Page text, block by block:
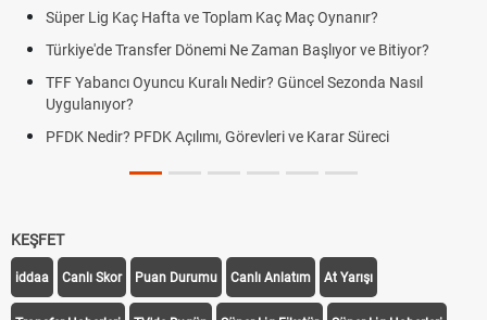
Süper Lig Kaç Hafta ve Toplam Kaç Maç Oynanır?
Türkiye'de Transfer Dönemi Ne Zaman Başlıyor ve Bitiyor?
TFF Yabancı Oyuncu Kuralı Nedir? Güncel Sezonda Nasıl
Uygulanıyor?
PFDK Nedir? PFDK Açılımı, Görevleri ve Karar Süreci
KEŞFET
iddaa Canlı Skor Puan Durumu Canlı Anlatım At Yarışı